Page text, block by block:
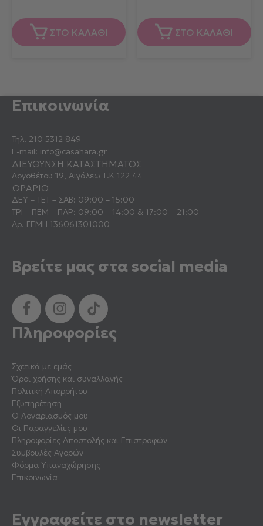
ΣΤΟ ΚΑΛΑΘΙ ΣΤΟ ΚΑΛΑΘΙ
Επικοινωνία
Τηλ. 210 5312 849
E-mail: info@casahara.gr
ΔΙΕΥΘΥΝΣΗ ΚΑΤΑΣΤΗΜΑΤΟΣ
Λογοθέτου 19, Αιγάλεω Τ.Κ 122 44
ΩΡΑΡΙΟ
ΔΕΥ – ΤΕΤ – ΣΑΒ: 09:00 – 15:00
ΤΡΙ – ΠΕΜ – ΠΑΡ: 09:00 – 14:00 & 17:00 – 21:00
Αρ. ΓΕΜΗ 136061301000
Βρείτε μας στα social media
Πληροφορίες
Σχετικά με εμάς
Όροι χρήσης και συναλλαγής
Πολιτική Απορρήτου
Εξυπηρέτηση
Ο Λογαριασμός μου
Οι Παραγγελίες μου
Πληροφορίες Αποστολής και Επιστροφών
Συμβουλές Αγορών
Φόρμα Υπαναχώρησης
Επικοινωνία
Εγγραφείτε στο newsletter